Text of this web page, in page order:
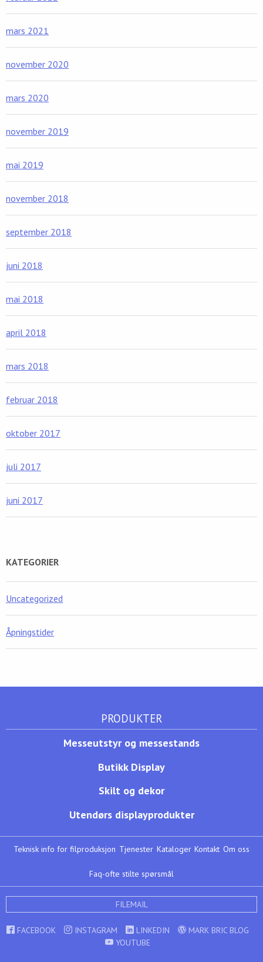
mars 2021
november 2020
mars 2020
november 2019
mai 2019
november 2018
september 2018
juni 2018
mai 2018
april 2018
mars 2018
februar 2018
oktober 2017
juli 2017
juni 2017
KATEGORIER
Uncategorized
Åpningstider
PRODUKTER
Messeutstyr og messestands
Butikk Display
Skilt og dekor
Utendørs displayprodukter
Teknisk info for filproduksjon Tjenester Kataloger Kontakt Om oss
Faq-ofte stilte spørsmål
FILEMAIL
FACEBOOK INSTAGRAM LINKEDIN
MARK BRIC BLOG
YOUTUBE